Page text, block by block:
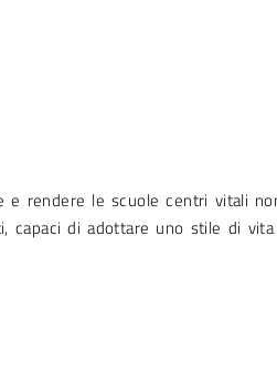
e rendere le scuole centri vitali
capaci di adottare uno stile di